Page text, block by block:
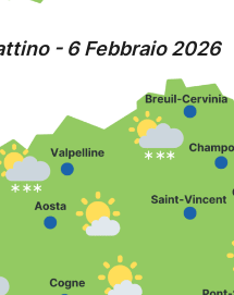
- 6 Febbraio 2026